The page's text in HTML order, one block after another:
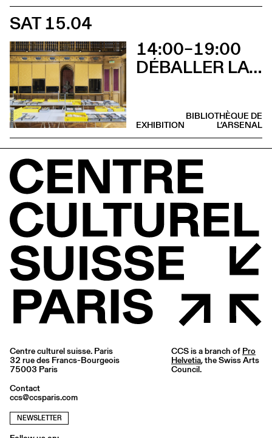
SAT 15.04
14:00–19:00
DÉBALLER LA BIBLIOTHÈQUE DE TSCHICHOLD
BIBLIOTHÈQUE DE
L’ARSENAL
EXHIBITION
Centre culturel suisse. Paris
32 rue des Francs-Bourgeois
75003 Paris
Contact
ccs@ccsparis.com
NEWSLETTER
CCS is a branch of Pro
Helvetia, the Swiss Arts
Council.